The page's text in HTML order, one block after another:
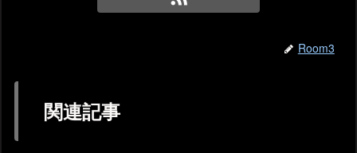
Room3
関連記事